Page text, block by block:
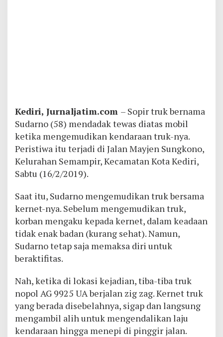
Kediri, Jurnaljatim.com – Sopir truk bernama
Sudarno (58) mendadak tewas diatas mobil
ketika mengemudikan kendaraan truk-nya.
Peristiwa itu terjadi di Jalan Mayjen Sungkono,
Kelurahan Semampir, Kecamatan Kota Kediri,
Sabtu (16/2/2019).
Saat itu, Sudarno mengemudikan truk bersama
kernet-nya. Sebelum mengemudikan truk,
korban mengaku kepada kernet, dalam keadaan
tidak enak badan (kurang sehat). Namun,
Sudarno tetap saja memaksa diri untuk
beraktifitas.
Nah, ketika di lokasi kejadian, tiba-tiba truk
nopol AG 9925 UA berjalan zig zag. Kernet truk
yang berada disebelahnya, sigap dan langsung
mengambil alih untuk mengendalikan laju
kendaraan hingga menepi di pinggir jalan.